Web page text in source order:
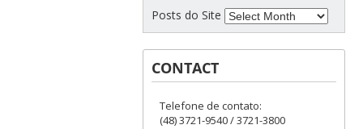
Posts do Site
CONTACT
Telefone de contato:
(48) 3721-9540 / 3721-3800